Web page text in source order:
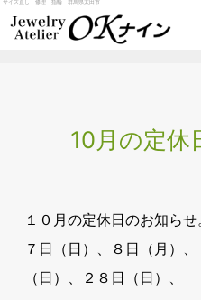
サイズ直し 修理 指輪 群馬県太田市
10月の定休
１０月の定休日のお知らせ
７日（日）、８日（月）
（日）、２８日（日）、